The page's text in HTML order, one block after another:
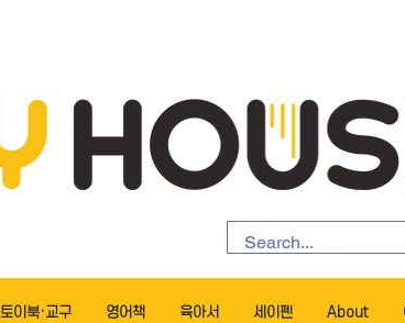
토이북·교구 영어책 육아서 세이펜 About